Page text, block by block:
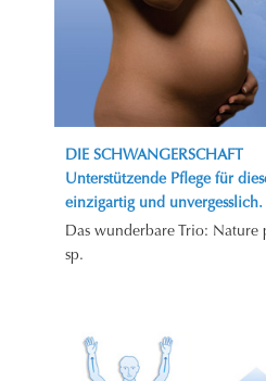
DIE SCHWANGERSCHAFT
Unterstützende Pflege für
einzigartig und unvergesslich.
Das wunderbare Trio: Nature
sp.